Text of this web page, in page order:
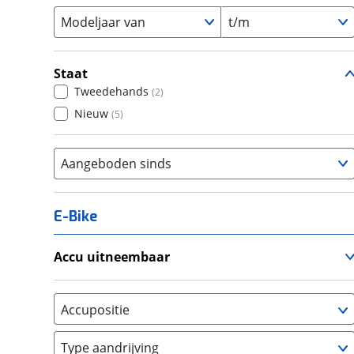
Modeljaar van t/m
Staat
Tweedehands (2)
Nieuw (5)
Aangeboden sinds
E-Bike
Accu uitneembaar
Nee, vast (0)
Accupositie
Bagagedrager (0)
Type aandrijving